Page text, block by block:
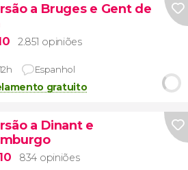
a Bruges e Gent de
2.851 opiniões
Espanhol
gratuito
a Dinant e
834 opiniões